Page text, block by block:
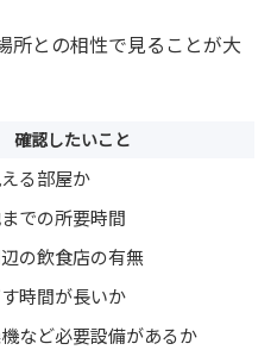
所との相性で見ることが大
確認したいこと
る部屋か
での所要時間
の飲食店の有無
時間が長いか
など必要設備があるか